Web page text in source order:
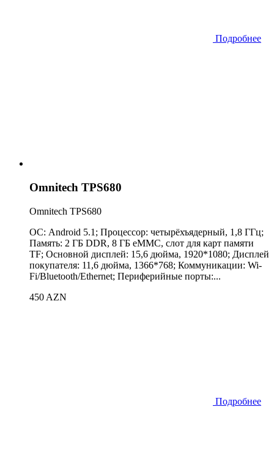
Подробнее
Omnitech TPS680
Omnitech TPS680
ОС: Android 5.1; Процессор: четырёхъядерный, 1,8 ГГц;
Память: 2 ГБ DDR, 8 ГБ eMMC, слот для карт памяти
TF; Основной дисплей: 15,6 дюйма, 1920*1080; Дисплей
покупателя: 11,6 дюйма, 1366*768; Коммуникации: Wi-
Fi/Bluetooth/Ethernet; Периферийные порты:...
450 AZN
Подробнее